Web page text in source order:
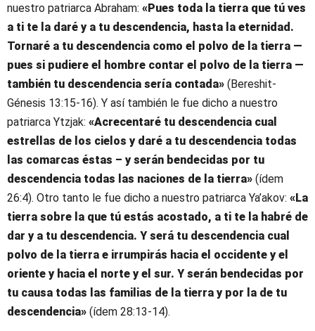
nuestro patriarca Abraham: «Pues toda la tierra que tú ves
a ti te la daré y a tu descendencia, hasta la eternidad.
Tornaré a tu descendencia como el polvo de la tierra —
pues si pudiere el hombre contar el polvo de la tierra —
también tu descendencia sería contada» (Bereshit-
Génesis 13:15-16). Y así también le fue dicho a nuestro
patriarca Ytzjak: «Acrecentaré tu descendencia cual
estrellas de los cielos y daré a tu descendencia todas
las comarcas éstas – y serán bendecidas por tu
descendencia todas las naciones de la tierra» (ídem
26:4). Otro tanto le fue dicho a nuestro patriarca Ya’akov: «La
tierra sobre la que tú estás acostado, a ti te la habré de
dar y a tu descendencia. Y será tu descendencia cual
polvo de la tierra e irrumpirás hacia el occidente y el
oriente y hacia el norte y el sur. Y serán bendecidas por
tu causa todas las familias de la tierra y por la de tu
descendencia» (ídem 28:13-14).